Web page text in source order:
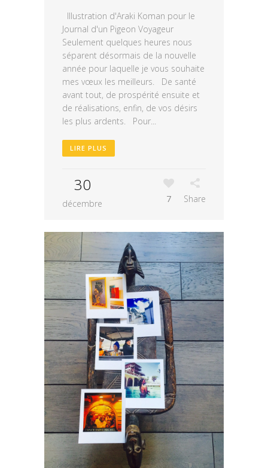
Illustration d'Araki Koman pour le
Journal d'un Pigeon Voyageur
Seulement quelques heures nous
séparent désormais de la nouvelle
année pour laquelle je vous souhaite
mes vœux les meilleurs. De santé
avant tout, de prospérité ensuite et
de réalisations, enfin, de vos désirs
les plus ardents. Pour...
LIRE PLUS
30
décembre 7 Share